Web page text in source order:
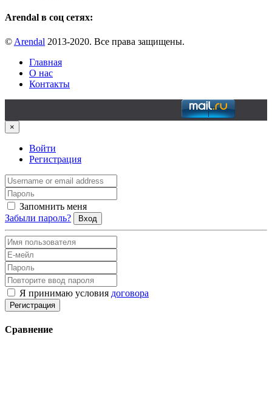
Arendal в соц сетях:
© Arendal 2013-2020. Все права защищены.
Главная
О нас
Контакты
×
Войти
Регистрация
Запомнить меня
Забыли пароль?
Вход
Я принимаю условия договора
Регистрация
Сравнение